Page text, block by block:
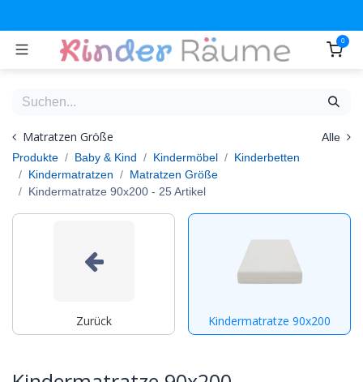
0
Matratzen Größe
Alle
Produkte
Baby & Kind Kindermöbel
Kinderbetten
Kindermatratzen
Matratzen Größe
Kindermatratze 90x200 - 25 Artikel
Zurück Kindermatratze 90x200